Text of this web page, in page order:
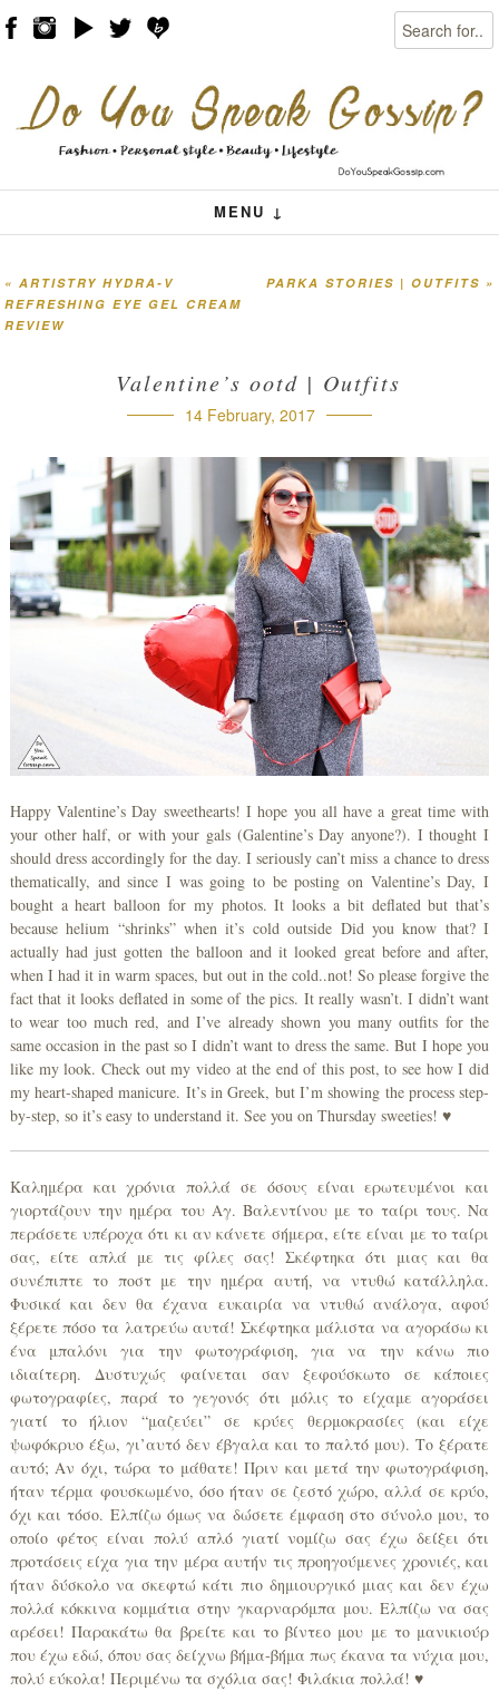
Search
MENU ↓
Menu
Skip to content
Post navigation
PARKA STORIES | OUTFITS »
« ARTISTRY HYDRA-V
REFRESHING EYE GEL CREAM
REVIEW
Valentine’s ootd | Outfits
14 February, 2017
Happy Valentine’s Day sweethearts! I hope you all have a great time with
your other half, or with your gals (Galentine’s Day anyone?). I thought I
should dress accordingly for the day. I seriously can’t miss a chance to dress
thematically, and since I was going to be posting on Valentine’s Day, I
bought a heart balloon for my photos. It looks a bit deflated but that’s
because helium “shrinks” when it’s cold outside Did you know that? I
actually had just gotten the balloon and it looked great before and after,
when I had it in warm spaces, but out in the cold..not! So please forgive the
fact that it looks deflated in some of the pics. It really wasn’t. I didn’t want
to wear too much red, and I’ve already shown you many outfits for the
same occasion in the past so I didn’t want to dress the same. But I hope you
like my look. Check out my video at the end of this post, to see how I did
my heart-shaped manicure. It’s in Greek, but I’m showing the process step-
by-step, so it’s easy to understand it. See you on Thursday sweeties! ♥
Καλημέρα και χρόνια πολλά σε όσους είναι ερωτευμένοι και
γιορτάζουν την ημέρα του Αγ. Βαλεντίνου με το ταίρι τους. Να
περάσετε υπέροχα ότι κι αν κάνετε σήμερα, είτε είναι με το ταίρι
σας, είτε απλά με τις φίλες σας! Σκέφτηκα ότι μιας και θα
συνέπιπτε το ποστ με την ημέρα αυτή, να ντυθώ κατάλληλα.
Φυσικά και δεν θα έχανα ευκαιρία να ντυθώ ανάλογα, αφού
ξέρετε πόσο τα λατρεύω αυτά! Σκέφτηκα μάλιστα να αγοράσω κι
ένα μπαλόνι για την φωτογράφιση, για να την κάνω πιο
ιδιαίτερη. Δυστυχώς φαίνεται σαν ξεφούσκωτο σε κάποιες
φωτογραφίες, παρά το γεγονός ότι μόλις το είχαμε αγοράσει
γιατί το ήλιον “μαζεύει” σε κρύες θερμοκρασίες (και είχε
ψωφόκρυο έξω, γι’αυτό δεν έβγαλα και το παλτό μου). Το ξέρατε
αυτό; Αν όχι, τώρα το μάθατε! Πριν και μετά την φωτογράφιση,
ήταν τέρμα φουσκωμένο, όσο ήταν σε ζεστό χώρο, αλλά σε κρύο,
όχι και τόσο. Ελπίζω όμως να δώσετε έμφαση στο σύνολο μου, το
οποίο φέτος είναι πολύ απλό γιατί νομίζω σας έχω δείξει ότι
προτάσεις είχα για την μέρα αυτήν τις προηγούμενες χρονιές, και
ήταν δύσκολο να σκεφτώ κάτι πιο δημιουργικό μιας και δεν έχω
πολλά κόκκινα κομμάτια στην γκαρναρόμπα μου. Ελπίζω να σας
αρέσει! Παρακάτω θα βρείτε και το βίντεο μου με το μανικιούρ
που έχω εδώ, όπου σας δείχνω βήμα-βήμα πως έκανα τα νύχια μου,
πολύ εύκολα! Περιμένω τα σχόλια σας! Φιλάκια πολλά! ♥